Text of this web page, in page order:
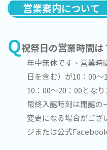
営業案内について
Q祝祭日の営業時間は
年中無休です、営業時
日を含む）が10：00
10：00～20：00となり
最終入館時刻は閉館の
変更になる場合がござ
ジまたは公式